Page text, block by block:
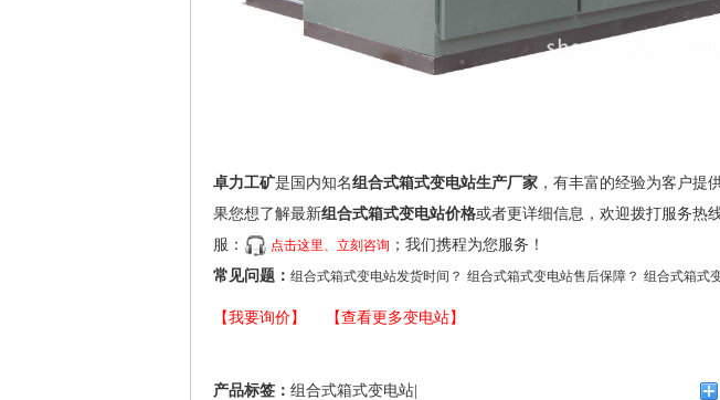
卓力工矿是国内知名组合式箱式变电站生产厂家 ，有丰富的经验为客户提
果您想了解最新组合式箱式变电站价格或者更详细信息，欢迎拨打服务热线
服：
点击这里、立刻咨询 ；我们携程为您服务！
常见问题： 组合式箱式变电站发货时间？ 组合式箱式变电站售后保障？ 组合式箱式
【我要询价】 【查看更多变电站】
产品标签： 组合式箱式变电站|